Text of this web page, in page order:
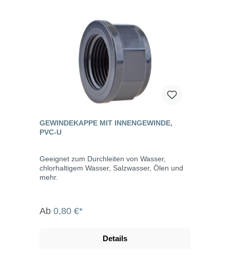
GEWINDEKAPPE MIT INNENGEWINDE,
PVC-U
Geeignet zum Durchleiten von Wasser,
chlorhaltigem Wasser, Salzwasser, Ölen und
mehr.
Ab 0,80 €*
Details